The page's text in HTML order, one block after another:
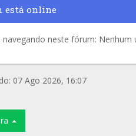
está online
navegando neste fórum:
07 Ago 2026, 16:07